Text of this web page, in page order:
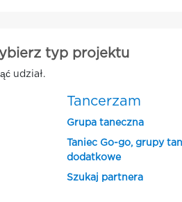
typ projektu
udział.
Tancerzam
Grupa taneczna
Taniec Go-go, grupy
dodatkowe
Szukaj partnera